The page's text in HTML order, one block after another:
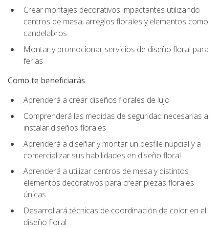
Crear montajes decorativos impactantes utilizando
centros de mesa, arreglos florales y elementos como
candelabros
Montar y promocionar servicios de diseño floral para
ferias
Como te beneficiarás
Aprenderá a crear diseños florales de lujo
Comprenderá las medidas de seguridad necesarias al
instalar diseños florales
Aprenderá a diseñar y montar un desfile nupcial y a
comercializar sus habilidades en diseño floral
Aprenderá a utilizar centros de mesa y distintos
elementos decorativos para crear piezas florales
únicas
Desarrollará técnicas de coordinación de color en el
diseño floral